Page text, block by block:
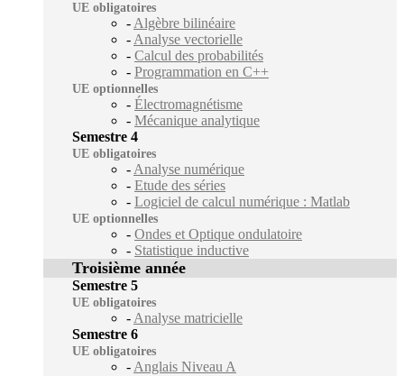
UE obligatoires
- Algèbre bilinéaire
- Analyse vectorielle
- Calcul des probabilités
- Programmation en C++
UE optionnelles
- Électromagnétisme
- Mécanique analytique
Semestre 4
UE obligatoires
- Analyse numérique
- Etude des séries
- Logiciel de calcul numérique : Matlab
UE optionnelles
- Ondes et Optique ondulatoire
- Statistique inductive
Troisième année
Semestre 5
UE obligatoires
- Analyse matricielle
Semestre 6
UE obligatoires
- Anglais Niveau A